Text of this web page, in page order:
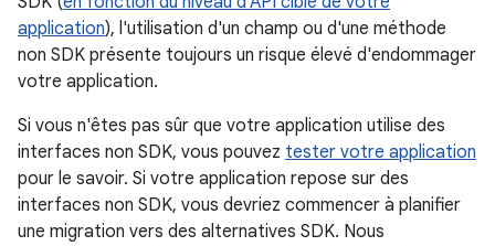
application), l'utilisation d'un champ ou d'une méthode
non SDK présente toujours un risque élevé d'endommager
votre application.
Si vous n'êtes pas sûr que votre application utilise des
interfaces non SDK, vous pouvez tester votre application
pour le savoir. Si votre application repose sur des
interfaces non SDK, vous devriez commencer à planifier
une migration vers des alternatives SDK. Nous